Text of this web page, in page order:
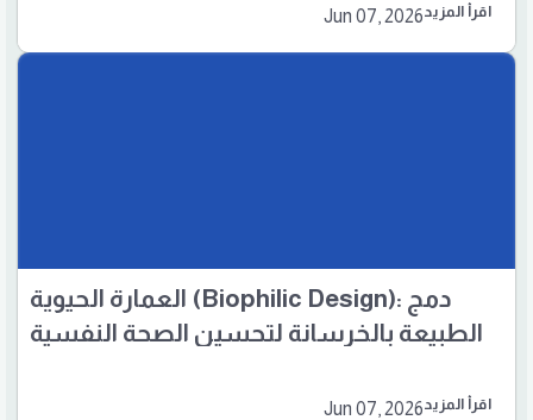
Jun 07, 2026اقرأ المزيد
العمارة الحيوية (Biophilic Design): دمج
الطبيعة بالخرسانة لتحسين الصحة النفسية
Jun 07, 2026اقرأ المزيد